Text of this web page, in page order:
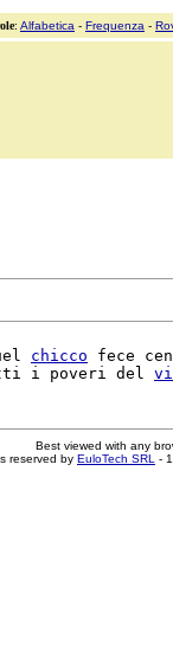
: Alfabetica - Frequenza -
chicco fece
i poveri del
Best viewed with any
reserved by EuloTech SRL -